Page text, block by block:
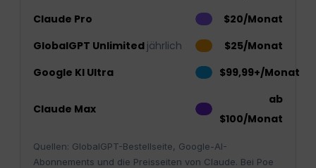
Claude Pro
$20/Monat
GlobalGPT Unlimited jährlich
$25/Monat
Google KI Ultra
$99,99+/Monat
Claude Max
ab
$100/Monat
Quellen: GlobalGPT-Bestellseite, Google-AI-
Abonnements und die Preisseiten von Claude. Bei Poe